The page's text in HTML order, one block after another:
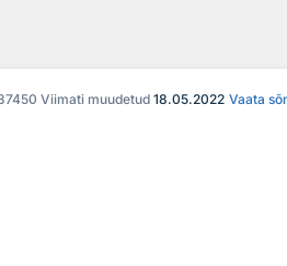
Viimati muudetud 18.05.2022 Vaata